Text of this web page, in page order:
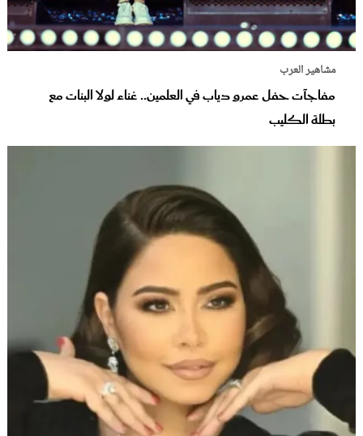
مشاهير العرب
مفاجآت حفل عمرو دياب في العلمين.. غناء لولا البنات مع
بطلة الكليب